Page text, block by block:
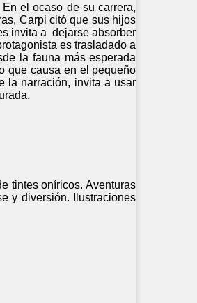
el ocaso de su carrera,
Carpi citó que sus hijos
invita a dejarse absorber
es trasladado a
la fauna más esperada
que causa en el pequeño
la narración, invita a usar
tintes oníricos. Aventuras
y diversión. Ilustraciones